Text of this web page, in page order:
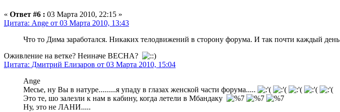
« Ответ #6 : 03 Марта 2010, 22:15 »
Цитата: Ange от 03 Марта 2010, 13:43
Что то Дима заработался. Никаких телодвижений в сторону форума. И так почти каждый день
Оживление на ветке? Неиначе ВЕСНА?
Цитата: Дмитрий Елизаров от 03 Марта 2010, 15:04
Ange
Месье, ну Вы в натуре.........я упаду в глазах женской части форума.....
Это те, шо залезли к нам в кабину, когда летели в Мбандаку
Ну, это не ЛАНИ.....